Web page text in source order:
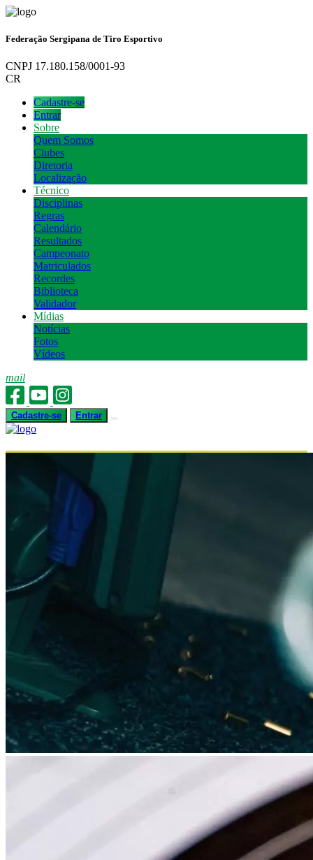
Federação Sergipana de Tiro Esportivo
CNPJ 17.180.158/0001-93
CR
Cadastre-se
Entrar
Sobre
Quem Somos
Clubes
Diretoria
Localização
Técnico
Disciplinas
Regras
Calendário
Resultados
Campeonato
Matriculados
Recordes
Biblioteca
Validador
Mídias
Notícias
Fotos
Vídeos
mail
Cadastre-se Entrar